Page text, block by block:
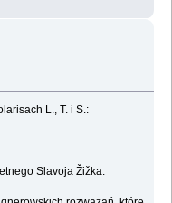
L., T. i S.:
Slavoja Žižka: